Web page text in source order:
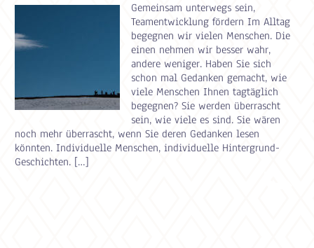
Gemeinsam unterwegs sein,
Teamentwicklung fördern Im Alltag
begegnen wir vielen Menschen. Die
einen nehmen wir besser wahr,
andere weniger. Haben Sie sich
schon mal Gedanken gemacht, wie
viele Menschen Ihnen tagtäglich
begegnen? Sie werden überrascht
sein, wie viele es sind. Sie wären
noch mehr überrascht, wenn Sie deren Gedanken lesen
könnten. Individuelle Menschen, individuelle Hintergrund-
Geschichten. […]